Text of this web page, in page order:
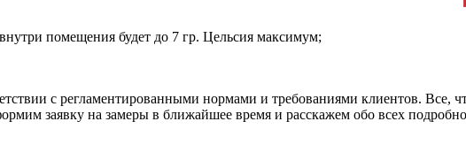
помещения будет до 7 гр. Цельсия максимум;
с регламентированными нормами и требованиями клиентов. Все,
заявку на замеры в ближайшее время и расскажем обо всех